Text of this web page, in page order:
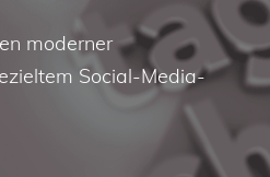
moderner
Social-Media-